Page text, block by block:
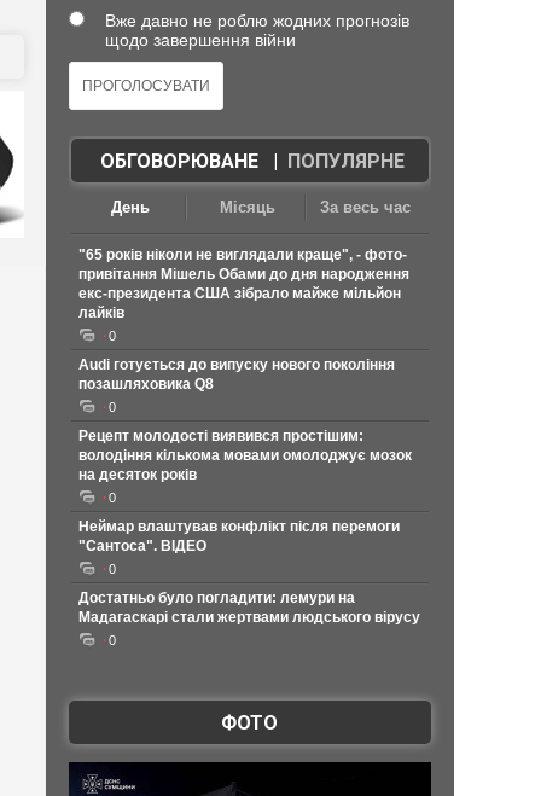
Вже давно не роблю жодних прогнозів
щодо завершення війни
ОБГОВОРЮВАНЕ| ПОПУЛЯРНЕ
День Місяць За весь час
"65 років ніколи не виглядали краще", - фото-
привітання Мішель Обами до дня народження
екс-президента США зібрало майже мільйон
лайків
0
Audi готується до випуску нового покоління
позашляховика Q8
0
Рецепт молодості виявився простішим:
володіння кількома мовами омолоджує мозок
на десяток років
0
Неймар влаштував конфлікт після перемоги
"Сантоса". ВІДЕО
0
Достатньо було погладити: лемури на
Мадагаскарі стали жертвами людського вірусу
0
ФОТО